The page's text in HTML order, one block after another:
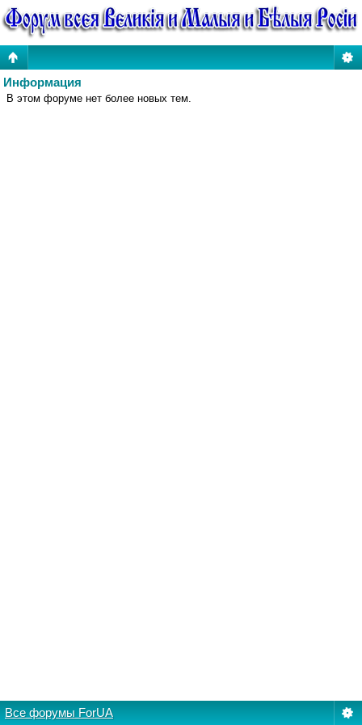
Информация
В этом форуме нет более новых тем.
Все форумы ForUA